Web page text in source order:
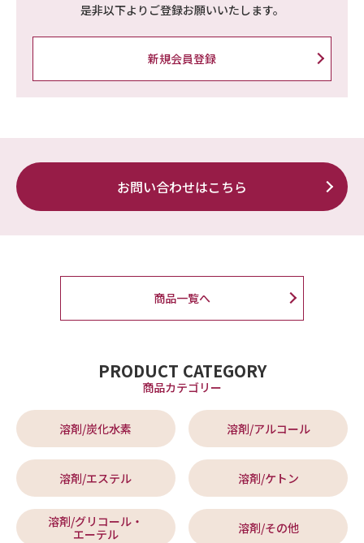
是非以下よりご登録お願いいたします。
新規会員登録
お問い合わせはこちら
商品一覧へ
PRODUCT CATEGORY
商品カテゴリー
溶剤/炭化水素 溶剤/アルコール
溶剤/エステル 溶剤/ケトン
溶剤/グリコール・
エーテル
溶剤/その他